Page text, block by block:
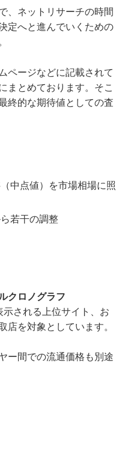
、ネットリサーチの時間
定へと進んでいくための
ページなどに記載されて
まとめております。そこ
終的な期待値としての査
中点値）を市場相場に照
若干の調整
クロノグラフ
示される上位サイト、お
店を対象としています。
ー間での流通価格も別途